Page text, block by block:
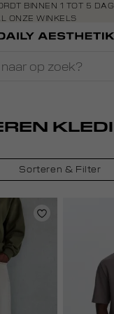
BINNEN 1 TOT 5
ONZE WINKELS
BINNEN 14 DAGEN IN DE
O.A. BANCONTACT,
Sorteren & Filter